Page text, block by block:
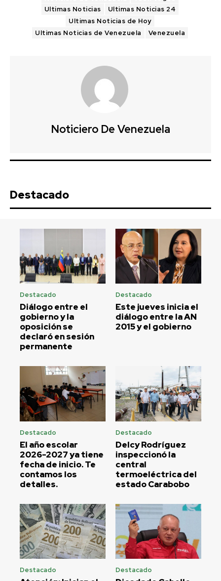
Ultimas Noticias
Ultimas Noticias 24
Ultimas Noticias de Hoy
Ultimas Noticias de Venezuela
Venezuela
Noticiero De Venezuela
Destacado
Destacado
Diálogo entre el
gobierno y la
oposición se
declaró en sesión
permanente
Destacado
Este jueves inicia el
diálogo entre la AN
2015 y el gobierno
Destacado
El año escolar
2026-2027 ya tiene
fecha de inicio. Te
contamos los
detalles.
Destacado
Delcy Rodríguez
inspeccionó la
central
termoeléctrica del
estado Carabobo
Destacado Destacado